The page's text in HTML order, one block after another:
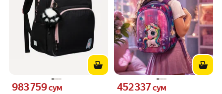
Цена 983759 сум вместо
983 759сум Цена 452337 сум вместо
452 337сум